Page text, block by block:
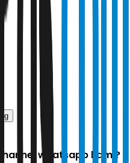
whatsapp kami?